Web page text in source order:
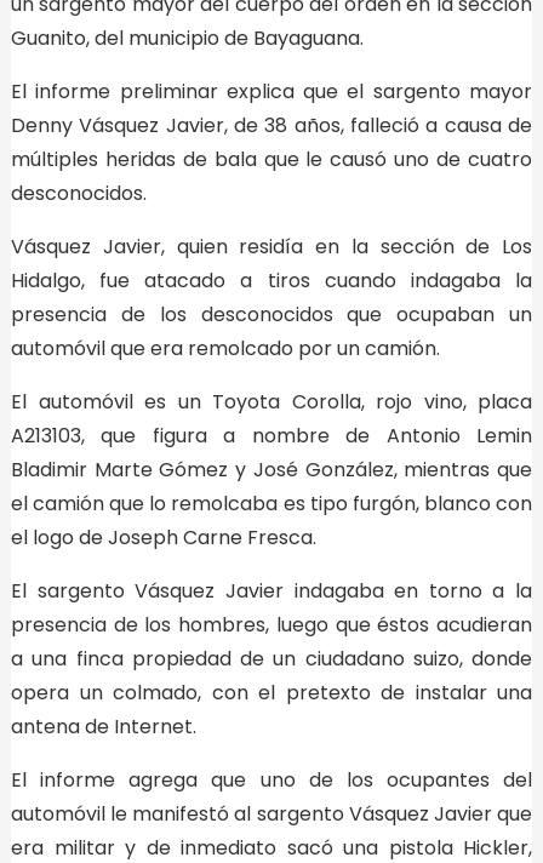
Guanito, del municipio de Bayaguana.
El informe preliminar explica que el sargento mayor
Denny Vásquez Javier, de 38 años, falleció a causa de
múltiples heridas de bala que le causó uno de cuatro
desconocidos.
Vásquez Javier, quien residía en la sección de Los
Hidalgo, fue atacado a tiros cuando indagaba la
presencia de los desconocidos que ocupaban un
automóvil que era remolcado por un camión.
El automóvil es un Toyota Corolla, rojo vino, placa
A213103, que figura a nombre de Antonio Lemin
Bladimir Marte Gómez y José González, mientras que
el camión que lo remolcaba es tipo furgón, blanco con
el logo de Joseph Carne Fresca.
El sargento Vásquez Javier indagaba en torno a la
presencia de los hombres, luego que éstos acudieran
a una finca propiedad de un ciudadano suizo, donde
opera un colmado, con el pretexto de instalar una
antena de Internet.
El informe agrega que uno de los ocupantes del
automóvil le manifestó al sargento Vásquez Javier que
era militar y de inmediato sacó una pistola Hickler,